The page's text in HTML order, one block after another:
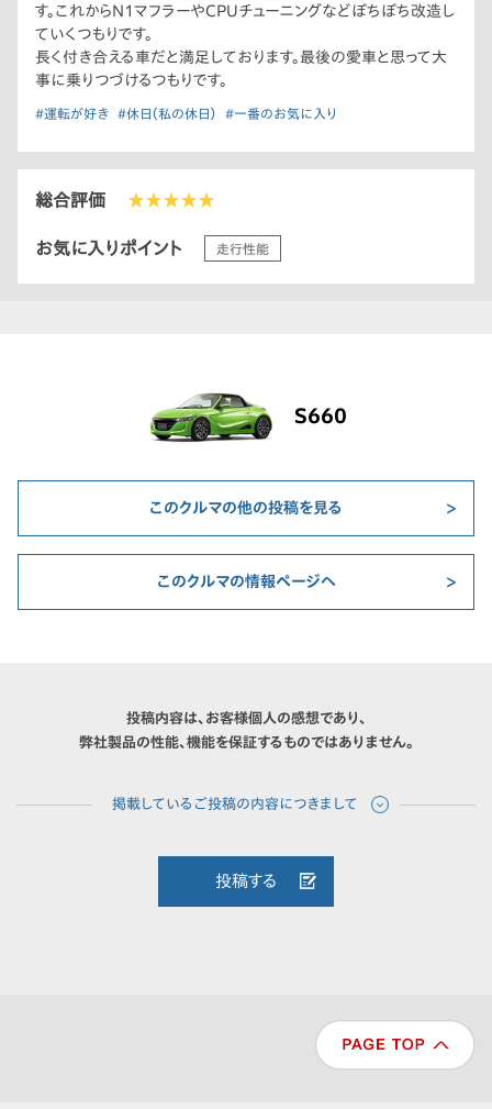
す。これからN1マフラーやCPUチューニングなどぼちぼち改造し
ていくつもりです。
長く付き合える車だと満足しております。最後の愛車と思って大
事に乗りつづけるつもりです。
#運転が好き #休日（私の休日） #一番のお気に入り
総合評価 ★★★★★
お気に入りポイント 走行性能
S660
このクルマの他の投稿を見る
このクルマの情報ページへ
投稿内容は、お客様個人の感想であり、
弊社製品の性能、機能を保証するものではありません。
投稿する